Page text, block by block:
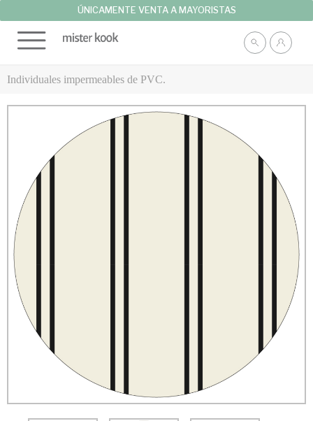
ÚNICAMENTE VENTA A MAYORISTAS
Individuales impermeables de PVC.